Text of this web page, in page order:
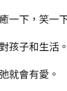
一下，笑一
孩子和生活
就會有愛。